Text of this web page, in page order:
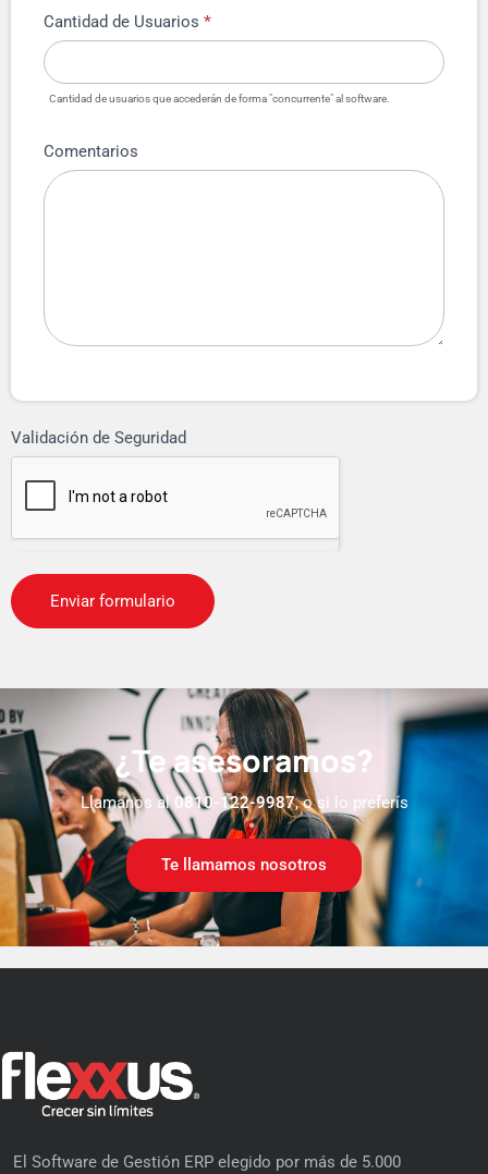
Cantidad de Usuarios *
Cantidad de usuarios que accederán de forma "concurrente" al software.
Comentarios
Validación de Seguridad
¿Te asesoramos?
Llamanos al 0810-122-9987, o si lo preferís
Te llamamos nosotros
El Software de Gestión ERP elegido por más de 5.000